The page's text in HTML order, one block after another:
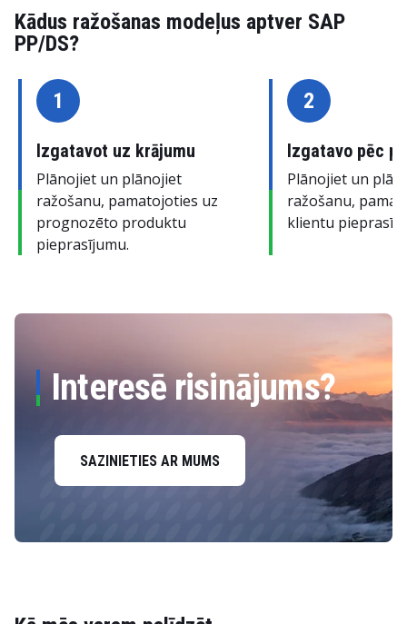
Kādus ražošanas modeļus aptver SAP
PP/DS?
1
Izgatavot uz krājumu
Plānojiet un plānojiet
ražošanu, pamatojoties uz
prognozēto produktu
pieprasījumu.
2
Izgatavo pēc
Plānojiet un
ražošanu,
klientu
Interesē risinājums?
SAZINIETIES AR MUMS